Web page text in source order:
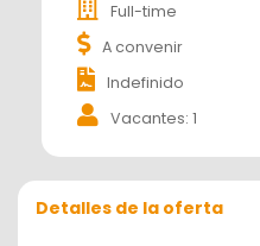
Full-time
A convenir
Indefinido
Vacantes: 1
Detalles de la oferta